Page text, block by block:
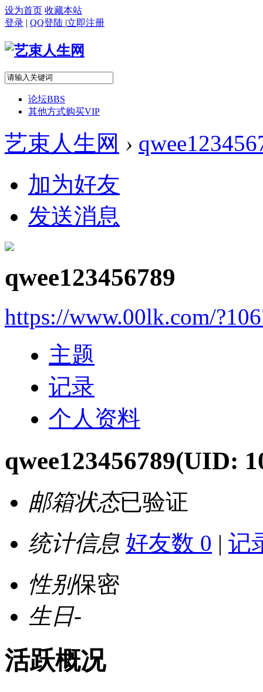
设为首页 收藏本站
登录 | QQ登陆 |立即注册
论坛BBS
其他方式购买VIP
艺束人生网 ›
加为好友
发送消息
qwee123456789
https://www.00lk.com/
主题
记录
个人资料
qwee123456789(UID:
邮箱状态已验证
统计信息 好友数 0 | 记
性别保密
生日-
活跃概况